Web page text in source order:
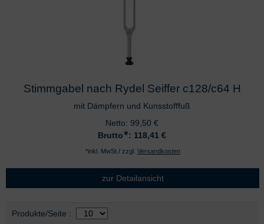
Stimmgabel nach Rydel Seiffer c128/c64 H
mit Dämpfern und Kunsstofffuß
Netto: 99,50 €
Brutto∗: 118,41 €
*inkl. MwSt./ zzgl. Versandkosten
zur Detailansicht
Auswahl
Produkte/Seite nach Produktliste
: